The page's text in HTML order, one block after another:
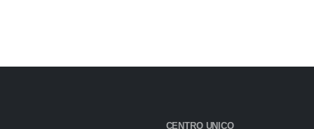
CENTRO UNICO